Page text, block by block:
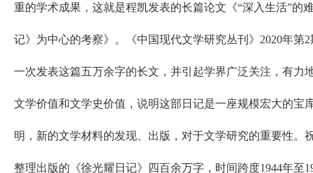
重的学术成果，这就是程凯发表的长篇论文《“深入生活”
记》为中心的考察》。《中国现代文学研究丛刊》2020年第
一次发表这篇五万余字的长文，并引起学界广泛关注，有力
文学价值和文学史价值，说明这部日记是一座规模宏大的宝
明，新的文学材料的发现、出版，对于文学研究的重要性。
整理出版的《徐光耀日记》四百余万字，时间跨度1944年至